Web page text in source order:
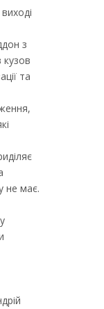
з
кузов
та
не має.